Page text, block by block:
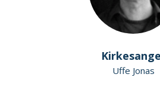
Uffe Jonas